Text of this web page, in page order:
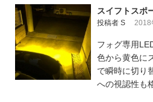
スイフトス
投稿者 S 2018
フォグ専用
色から黄色に
で瞬時に切り
への視認性も